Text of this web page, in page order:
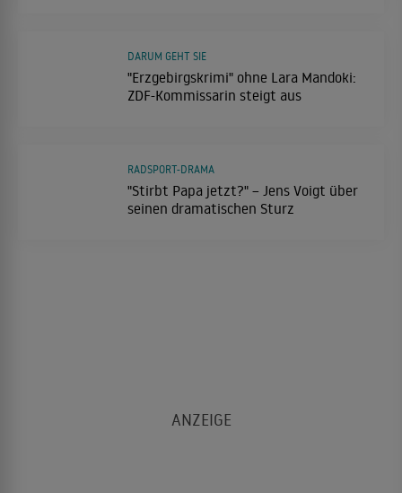
"Erzgebirgskrimi" ohne Lara Mandoki:
ZDF-Kommissarin steigt aus
DARUM GEHT SIE
"Stirbt Papa jetzt?" – Jens Voigt über
seinen dramatischen Sturz
RADSPORT-DRAMA